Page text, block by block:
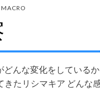
どんな変化をしている
きたリシマキア どん